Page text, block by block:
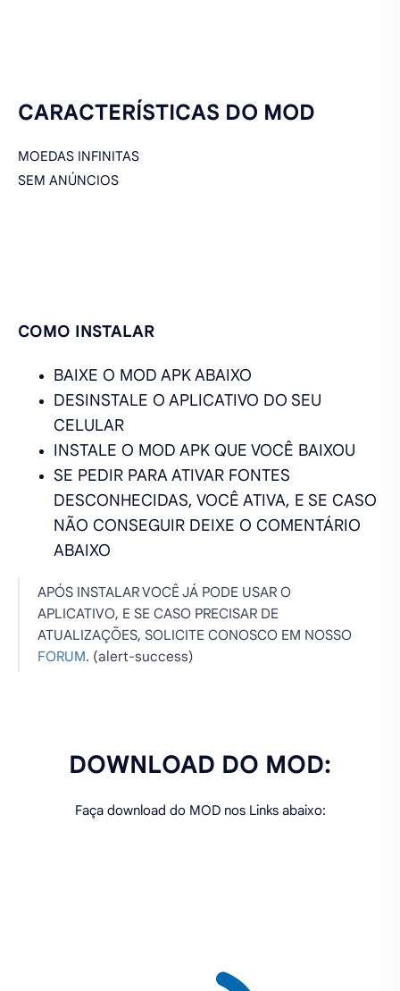
CARACTERÍSTICAS DO MOD
MOEDAS INFINITAS
SEM ANÚNCIOS
COMO INSTALAR
BAIXE O MOD APK ABAIXO
DESINSTALE O APLICATIVO DO SEU
CELULAR
INSTALE O MOD APK QUE VOCÊ BAIXOU
SE PEDIR PARA ATIVAR FONTES
DESCONHECIDAS, VOCÊ ATIVA, E SE CASO
NÃO CONSEGUIR DEIXE O COMENTÁRIO
ABAIXO
APÓS INSTALAR VOCÊ JÁ PODE USAR O
APLICATIVO, E SE CASO PRECISAR DE
ATUALIZAÇÕES, SOLICITE CONOSCO EM NOSSO
FORUM. (alert-success)
DOWNLOAD DO MOD:
Faça download do MOD nos Links abaixo: